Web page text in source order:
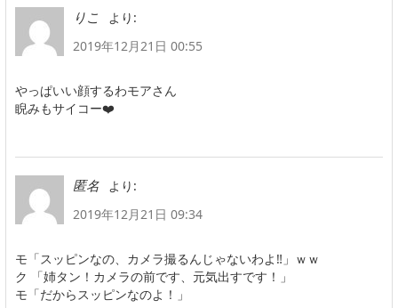
りこ
より:
2019年12月21日 00:55
やっぱいい顔するわモアさん
睨みもサイコー❤️
匿名
より:
2019年12月21日 09:34
モ「スッピンなの、カメラ撮るんじゃないわよ‼」ｗｗ
ク 「姉タン！カメラの前です、元気出すです！」
モ「だからスッピンなのよ！」